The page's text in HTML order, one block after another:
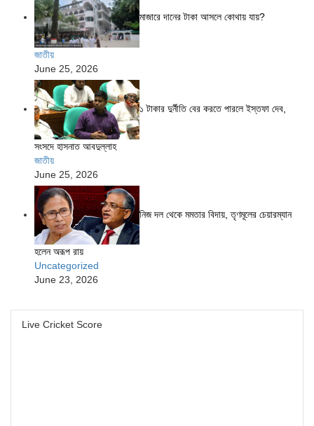
মাজারে দানের টাকা আসলে কোথায় যায়?
জাতীয়
June 25, 2026
১ টাকার দুর্নীতি বের করতে পারলে ইস্তফা দেব,
সংসদে হাসনাত আবদুল্লাহ
জাতীয়
June 25, 2026
নিজ দল থেকে মমতার বিদায়, তৃণমূলের চেয়ারম্যান
হলেন অরূপ রায়
Uncategorized
June 23, 2026
Live Cricket Score